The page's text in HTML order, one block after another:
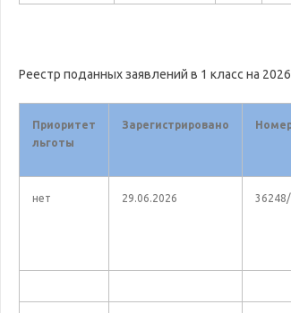
Реестр поданных заявлений в 1 класс на
Приоритет
льготы
Зарегистрировано
нет 29.06.2026